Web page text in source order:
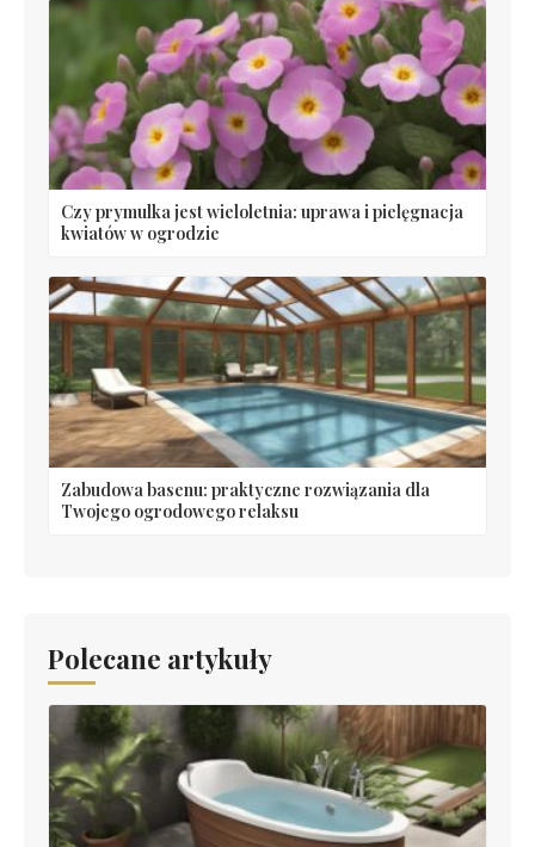
Czy prymulka jest wieloletnia: uprawa i pielęgnacja
kwiatów w ogrodzie
Zabudowa basenu: praktyczne rozwiązania dla
Twojego ogrodowego relaksu
Polecane artykuły